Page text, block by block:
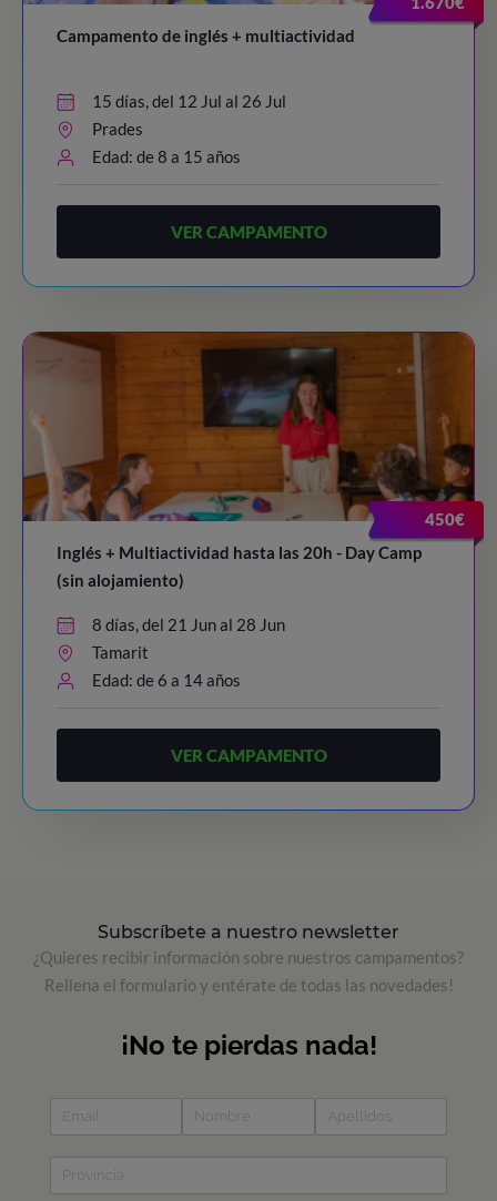
Campamento de inglés + multiactividad
15 días, del 12 Jul al 26 Jul
Prades
Edad: de 8 a 15 años
VER CAMPAMENTO
450€
Inglés + Multiactividad hasta las 20h - Day Camp
(sin alojamiento)
8 días, del 21 Jun al 28 Jun
Tamarit
Edad: de 6 a 14 años
VER CAMPAMENTO
Subscríbete a nuestro newsletter
¿Quieres recibir información sobre nuestros campamentos?
Rellena el formulario y entérate de todas las novedades!